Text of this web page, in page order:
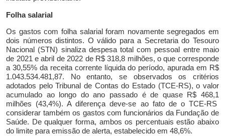
Folha salarial
Os gastos com folha salarial foram novamente segregados em
dois números distintos. O válido para a Secretaria do Tesouro
Nacional (STN) sinaliza despesa total com pessoal entre maio
de 2021 eabril de 2022 de R$318,8 milhões, o que corresponde
a30,55% da receita corrente líquida do período, apurada em R$
1.043.534.481,87. No entanto, se observados os critérios
adotados pelo Tribunal de Contas do Estado (TCE-RS), o valor
acumulado ao longo do ano passado é de quase R$ 468,1
milhões (43,4%). A diferença deve-se ao fato de o TCE-RS
considerar também os gastos com funcionários da Fundação de
Saúde. De qualquer forma, ambos os percentuais estão abaixo
do limite para emissão de alerta, estabelecido em 48,6%.